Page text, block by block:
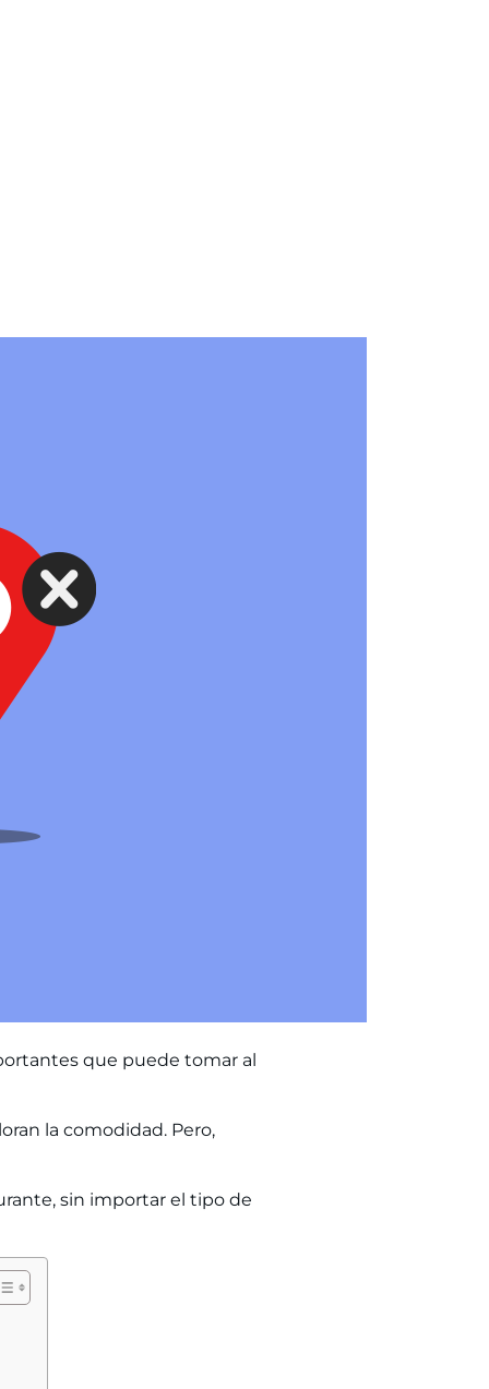
que puede tomar al
la comodidad. Pero,
sin importar el tipo de